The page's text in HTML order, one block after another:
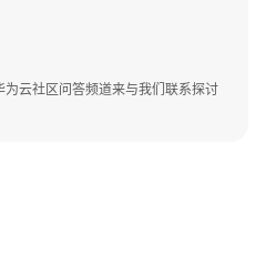
云社区问答频道来与我们联系探讨